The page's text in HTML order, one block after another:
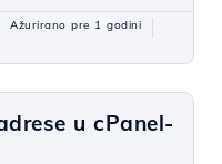
Ažurirano pre 1 godini
u cPanel-